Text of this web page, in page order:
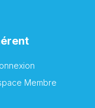
Membre